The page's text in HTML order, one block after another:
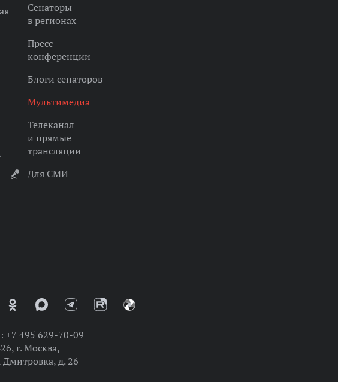
Сенаторы
в регионах
Пресс-
конференции
Блоги сенаторов
Мультимедиа
Телеканал
и прямые
трансляции
Для СМИ
+7 495 629-70-09
г. Москва,
Дмитровка, д. 26